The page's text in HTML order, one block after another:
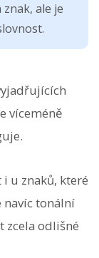
ale je
víceméně
u znaků, které
navíc tonální
zcela odlišné